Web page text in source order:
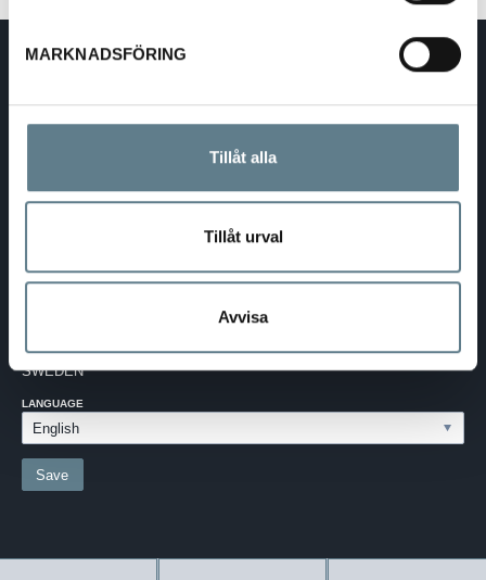
MARKNADSFÖRING
Tillåt alla
Tillåt urval
Avvisa
DaloLindén AB
Telephone: 0370-69 55 30
Address: Silkesvägen 27
SWEDEN - SEK
Choose your settings
COUNTRY:
SWEDEN
LANGUAGE